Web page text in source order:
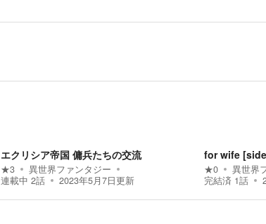
エクリシア帝国 傭兵たちの交流
★3
異世界ファンタジー
連載中 2話 2023年5月7日更新
for wife
★0
異世界
完結済 1話